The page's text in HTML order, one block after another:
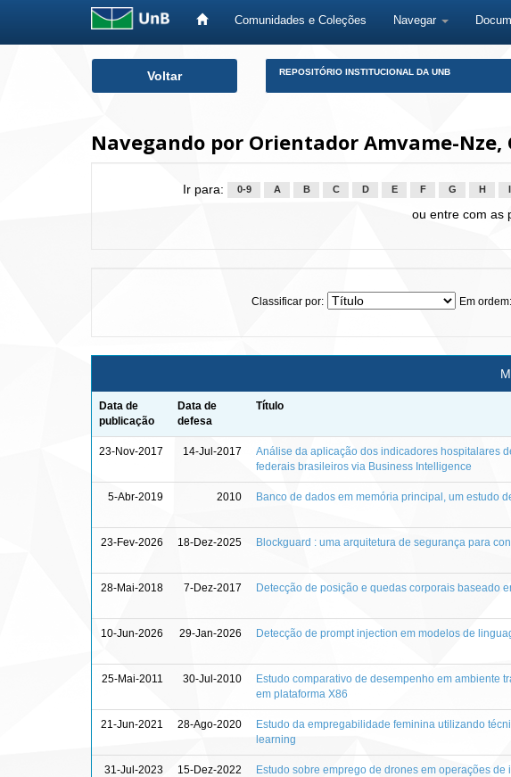
Comunidades e Coleções Navegar
Voltar REPOSITÓRIO INSTITUCIONAL DA UNB
Navegando por Orientador Amvame-Nze,
Ir para: 0-9 A B C D E F G H
ou entre com as
Classificar por: Em ordem:
Data de
publicação
Data de
defesa
Título
23-Nov-2017 14-Jul-2017
Análise da aplicação dos indicadores hospitalares
federais brasileiros via Business Intelligence
5-Abr-2019 2010 Banco de dados em memória principal, um estudo
23-Fev-2026 18-Dez-2025 Blockguard : uma arquitetura de segurança para
28-Mai-2018 7-Dez-2017 Detecção de posição e quedas corporais baseado
10-Jun-2026 29-Jan-2026 Detecção de prompt injection em modelos de
25-Mai-2011 30-Jul-2010
Estudo comparativo de desempenho em ambiente
em plataforma X86
21-Jun-2021 28-Ago-2020
Estudo da empregabilidade feminina utilizando
learning
31-Jul-2023 15-Dez-2022 Estudo sobre emprego de drones em operações